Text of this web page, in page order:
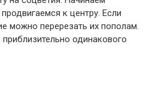
к центру. Если
можно перерезать их пополам.
одинакового